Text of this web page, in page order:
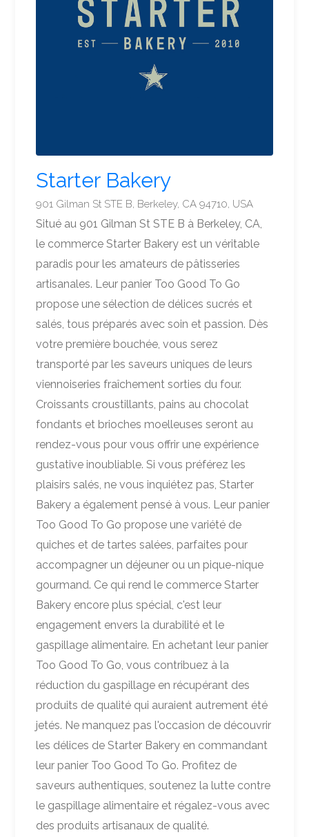
Starter Bakery
901 Gilman St STE B, Berkeley, CA 94710, USA
Situé au 901 Gilman St STE B à Berkeley, CA,
le commerce Starter Bakery est un véritable
paradis pour les amateurs de pâtisseries
artisanales. Leur panier Too Good To Go
propose une sélection de délices sucrés et
salés, tous préparés avec soin et passion. Dès
votre première bouchée, vous serez
transporté par les saveurs uniques de leurs
viennoiseries fraîchement sorties du four.
Croissants croustillants, pains au chocolat
fondants et brioches moelleuses seront au
rendez-vous pour vous offrir une expérience
gustative inoubliable. Si vous préférez les
plaisirs salés, ne vous inquiétez pas, Starter
Bakery a également pensé à vous. Leur panier
Too Good To Go propose une variété de
quiches et de tartes salées, parfaites pour
accompagner un déjeuner ou un pique-nique
gourmand. Ce qui rend le commerce Starter
Bakery encore plus spécial, c'est leur
engagement envers la durabilité et le
gaspillage alimentaire. En achetant leur panier
Too Good To Go, vous contribuez à la
réduction du gaspillage en récupérant des
produits de qualité qui auraient autrement été
jetés. Ne manquez pas l'occasion de découvrir
les délices de Starter Bakery en commandant
leur panier Too Good To Go. Profitez de
saveurs authentiques, soutenez la lutte contre
le gaspillage alimentaire et régalez-vous avec
des produits artisanaux de qualité.